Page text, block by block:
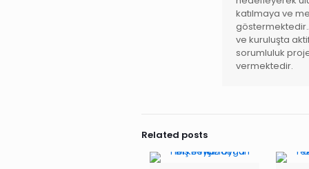
katılmaya ve
ve kuruluşta
sorumluluk
vermektedir.
Related posts